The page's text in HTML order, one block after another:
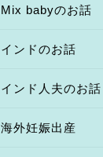
Mix babyのお話
インドのお話
インド人夫のお話
海外妊娠出産